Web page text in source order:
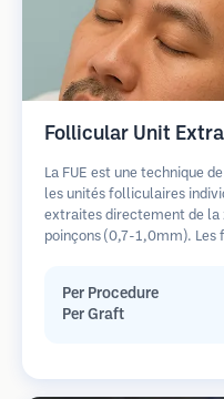
Follicular Unit
La FUE est une technique
les unités folliculaires
extraites directement de la
poinçons (0,7-1,0mm).
guérison plus rapide par
en bandelette.
Per Procedure
Per Graft